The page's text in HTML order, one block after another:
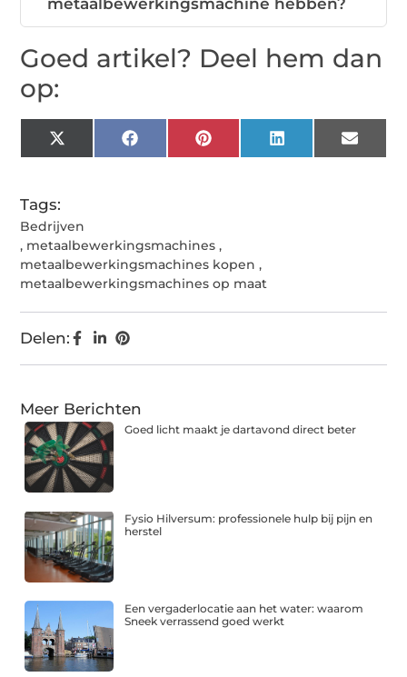
metaalbewerkingsmachine hebben?
Goed artikel? Deel hem dan
op:
X
(Twitter)
FacebookPinterestLinkedIn Email
Tags:
Bedrijven
, metaalbewerkingsmachines ,
metaalbewerkingsmachines kopen ,
metaalbewerkingsmachines op maat
Delen:
Meer Berichten
Goed licht maakt je dartavond direct beter
Fysio Hilversum: professionele hulp bij pijn en
herstel
Een vergaderlocatie aan het water: waarom
Sneek verrassend goed werkt